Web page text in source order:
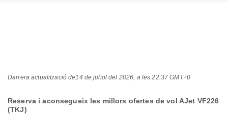
Darrera actualització de14 de juliol del 2026, a les 22:37 GMT+0
Reserva i aconsegueix les millors ofertes de vol AJet VF226
(TKJ)